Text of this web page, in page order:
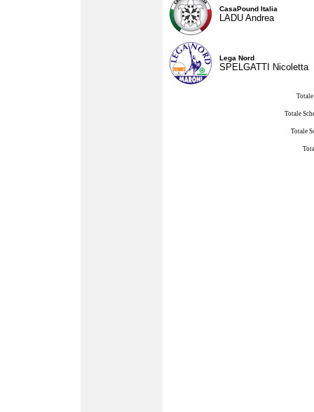
CasaPound Italia
LADU Andrea
Lega Nord
SPELGATTI Nicoletta
Totale
Totale